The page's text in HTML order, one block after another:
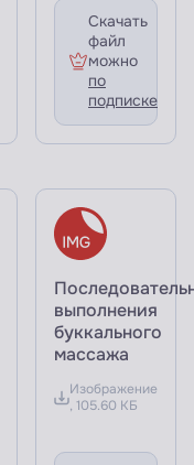
Скачать
файл
можно
по
подписке
выполнения
буккального
массажа
Изображение
, 105.60 КБ